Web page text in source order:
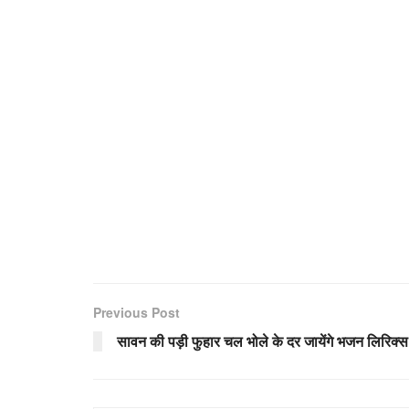
Previous Post
सावन की पड़ी फुहार चल भोले के दर जायेंगे भजन लिरिक्स